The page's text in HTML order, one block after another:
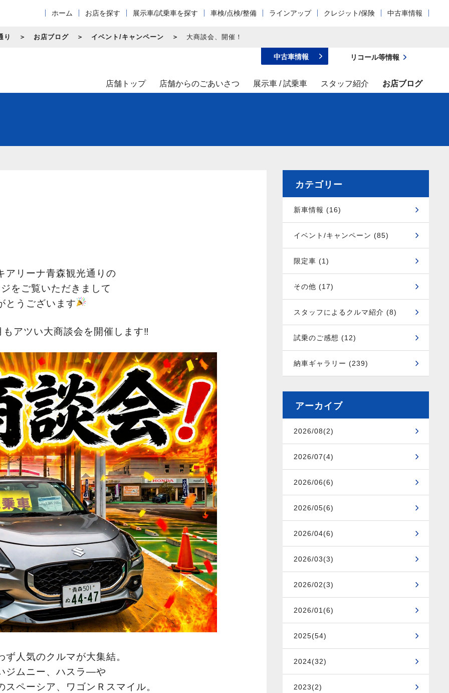
ホーム お店を探す 展示車/試乗車を探す 車検/点検/整備 ラインアップ クレジット/保険 中古車情報
り お店ブログ イベント/キャンペーン 大商談会、開催！
店舗トップ 店舗からのごあいさつ 展示車 / 試乗車 スタッフ紹介 お店ブログ
中古車情報 リコール等情報
アリーナ青森観光通りの
をご覧いただきまして
とうございます
アツい大商談会を開催します‼
ず人気のクルマが大集結。
ジムニー、ハスラ―や
ペーシア、ワゴンＲスマイル。
カテゴリー
新車情報 (16)
イベント/キャンペーン (85)
限定車 (1)
その他 (17)
スタッフによるクルマ紹介 (8)
試乗のご感想 (12)
納車ギャラリー (239)
アーカイブ
2026/08(2)
2026/07(4)
2026/06(6)
2026/05(6)
2026/04(6)
2026/03(3)
2026/02(3)
2026/01(6)
2025(54)
2024(32)
2023(2)